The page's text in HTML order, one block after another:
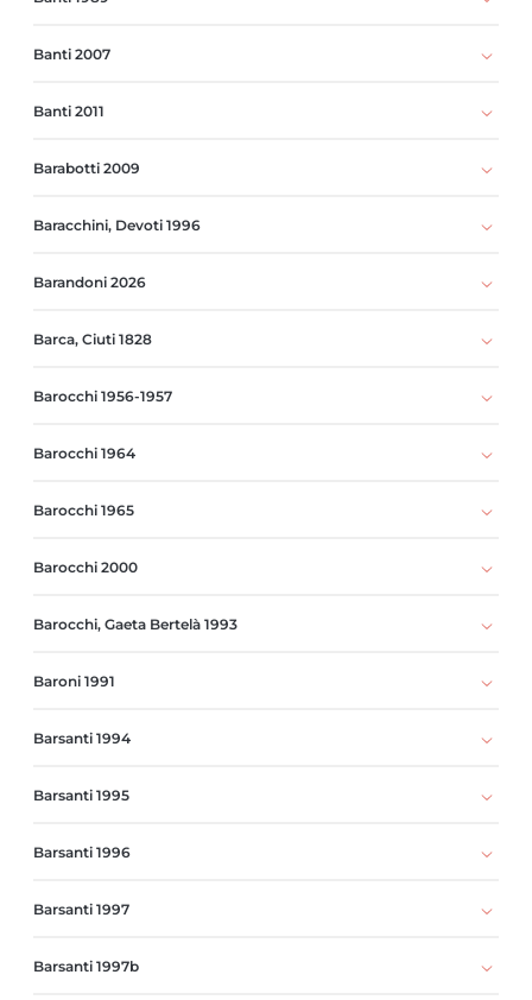
Banti 2007
Banti 2011
Barabotti 2009
Baracchini, Devoti 1996
Barandoni 2026
Barca, Ciuti 1828
Barocchi 1956-1957
Barocchi 1964
Barocchi 1965
Barocchi 2000
Barocchi, Gaeta Bertelà 1993
Baroni 1991
Barsanti 1994
Barsanti 1995
Barsanti 1996
Barsanti 1997
Barsanti 1997b